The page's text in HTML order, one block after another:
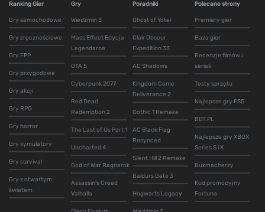
Ranking Gier
Gry samochodowe
Gry zręcznościowe
Gry FPP
Gry przygodowe
Gry akcji
Gry RPG
Gry horror
Gry symulatory
Gry survival
Gry z otwartym
światem
Gry
Wiedźmin 3
Mass Effect Edycja
Legendarna
GTA 5
Cyberpunk 2077
Red Dead
Redemption 2
The Last of Us Part 1
Uncharted 4
God of War Ragnarok
Assassin's Creed
Valhalla
Poradniki
Ghost of Yotei
Clair Obscur
Expedition 33
AC Shadows
Kingdom Come
Deliverance 2
Gothic 1 Remake
AC Black Flag
Resynced
Silent Hill 2 Remake
Baldurs Gate 3
Hogwarts Legacy
Polecane strony
Premiery gier
Baza gier
Recenzje filmów i
seriali
Testy sprzętu
Najlepsze gry PS5
BET.PL
Najlepsze gry XBOX
Series S i X
Bukmacherzy
Kod promocyjny
Fortuna